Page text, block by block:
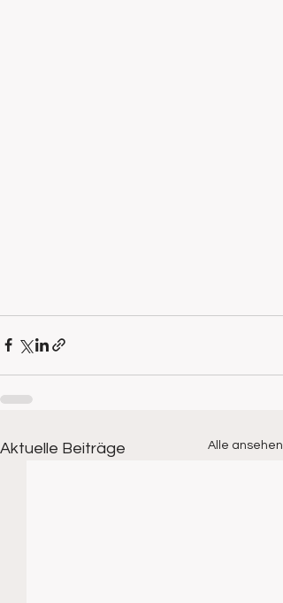
Aktuelle Beiträge Alle ansehen